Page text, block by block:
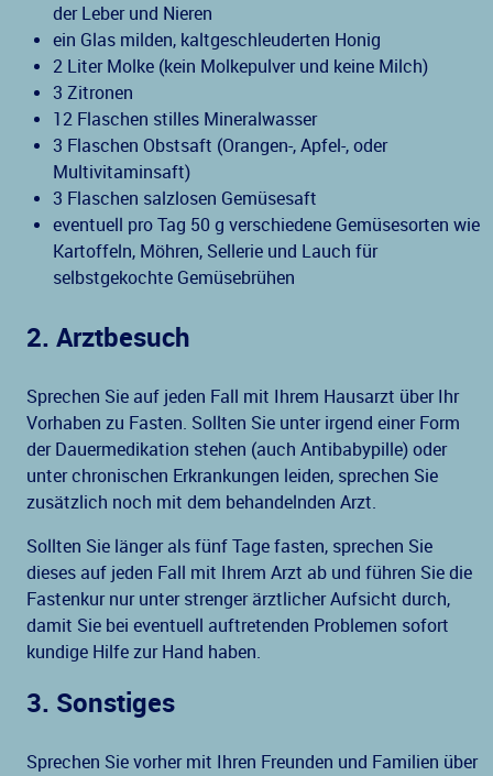
der Leber und Nieren
ein Glas milden, kaltgeschleuderten Honig
2 Liter Molke (kein Molkepulver und keine Milch)
3 Zitronen
12 Flaschen stilles Mineralwasser
3 Flaschen Obstsaft (Orangen-, Apfel-, oder
Multivitaminsaft)
3 Flaschen salzlosen Gemüsesaft
eventuell pro Tag 50 g verschiedene Gemüsesorten wie
Kartoffeln, Möhren, Sellerie und Lauch für
selbstgekochte Gemüsebrühen
2. Arztbesuch
Sprechen Sie auf jeden Fall mit Ihrem Hausarzt über Ihr
Vorhaben zu Fasten. Sollten Sie unter irgend einer Form
der Dauermedikation stehen (auch Antibabypille) oder
unter chronischen Erkrankungen leiden, sprechen Sie
zusätzlich noch mit dem behandelnden Arzt.
Sollten Sie länger als fünf Tage fasten, sprechen Sie
dieses auf jeden Fall mit Ihrem Arzt ab und führen Sie die
Fastenkur nur unter strenger ärztlicher Aufsicht durch,
damit Sie bei eventuell auftretenden Problemen sofort
kundige Hilfe zur Hand haben.
3. Sonstiges
Sprechen Sie vorher mit Ihren Freunden und Familien über